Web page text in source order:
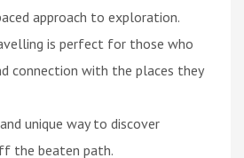
approach to exploration.
is perfect for those who
connection with the places they
unique way to discover
the beaten path.